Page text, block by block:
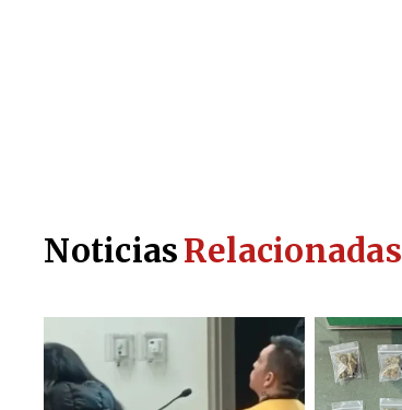
NoticiasRelacionadas